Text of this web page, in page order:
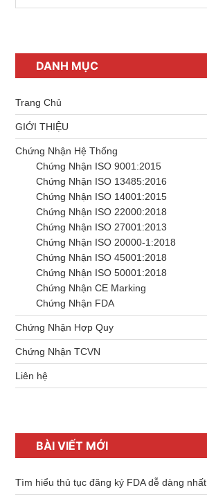
the
DANH MỤC
Trang Chủ
GIỚI THIỆU
Chứng Nhận Hệ Thống
Chứng Nhận ISO 9001:2015
Chứng Nhận ISO 13485:2016
Chứng Nhận ISO 14001:2015
Chứng Nhận ISO 22000:2018
Chứng Nhận ISO 27001:2013
Chứng Nhận ISO 20000-1:2018
Chứng Nhận ISO 45001:2018
Chứng Nhận ISO 50001:2018
Chứng Nhận CE Marking
Chứng Nhận FDA
Chứng Nhận Hợp Quy
Chứng Nhận TCVN
Liên hệ
BÀI VIẾT MỚI
Tìm hiểu thủ tục đăng ký FDA dễ dàng nhất